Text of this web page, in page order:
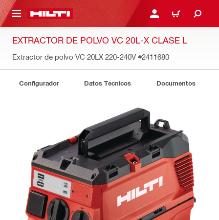
PRINCIPAL INICIE SESIÓN O
CARRITO
EXTRACTOR DE POLVO VC 20L-X CLASE L
Extractor de polvo VC 20LX 220-240V #2411680
Configurador Datos Técnicos Documentos